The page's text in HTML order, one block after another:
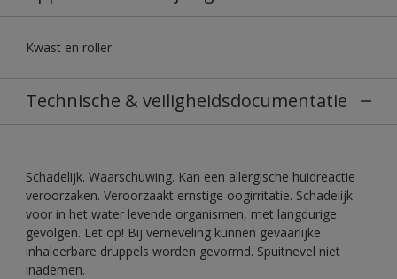
Kwast en roller
Technische & veiligheidsdocumentatie
Schadelijk. Waarschuwing. Kan een allergische huidreactie
veroorzaken. Veroorzaakt ernstige oogirritatie. Schadelijk
voor in het water levende organismen, met langdurige
gevolgen. Let op! Bij verneveling kunnen gevaarlijke
inhaleerbare druppels worden gevormd. Spuitnevel niet
inademen.